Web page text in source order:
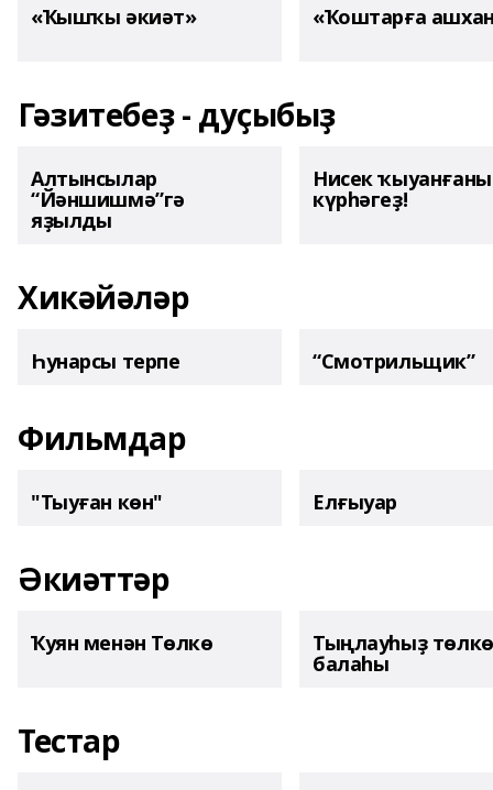
«Ҡышҡы әкиәт» «Ҡоштарға
Гәзитебеҙ - дуҫыбыҙ
Алтынсылар
“Йәншишмә”гә
яҙылды
Нисек
күрһәгеҙ!
Хикәйәләр
Һунарсы терпе “Смотрильщик”
Фильмдар
"Тыуған көн" Елғыуар
Әкиәттәр
Ҡуян менән Төлкө Тыңлауһыҙ төлкө
балаһы
Тестар